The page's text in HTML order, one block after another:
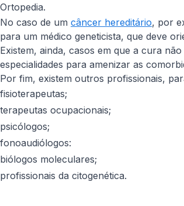
Ortopedia.
No caso de um câncer hereditário, por
para um médico geneticista, que deve
Existem, ainda, casos em que a cura
especialidades para amenizar as
Por fim, existem outros profissionais,
fisioterapeutas;
terapeutas ocupacionais;
psicólogos;
fonoaudiólogos:
biólogos moleculares;
profissionais da citogenética.